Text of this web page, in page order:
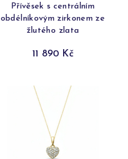
Přívěsek s centrálním
obdélníkovým zirkonem ze
žlutého zlata
11 890 Kč